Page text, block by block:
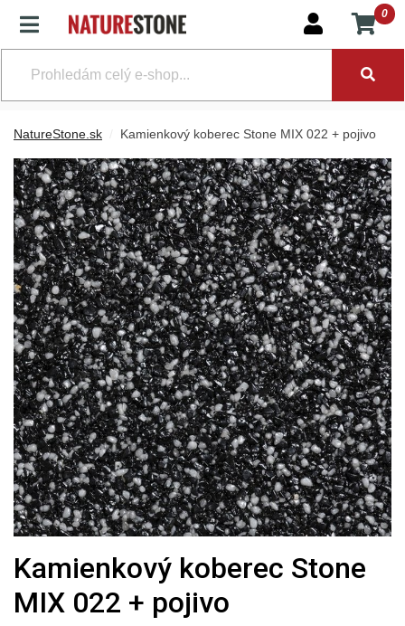
NatureStone.sk Kamienkový koberec Stone MIX 022 + pojivo
Kamienkový koberec Stone
MIX 022 + pojivo
0